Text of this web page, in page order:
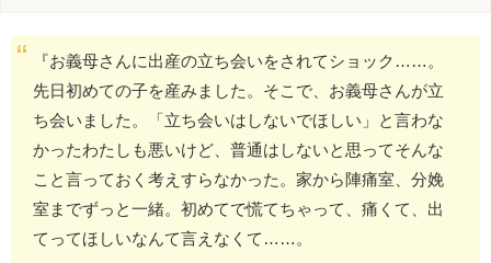
『お義母さんに出産の立ち会いをされてショック……。
先日初めての子を産みました。そこで、お義母さんが立
ち会いました。「立ち会いはしないでほしい」と言わな
かったわたしも悪いけど、普通はしないと思ってそんな
こと言っておく考えすらなかった。家から陣痛室、分娩
室までずっと一緒。初めてで慌てちゃって、痛くて、出
てってほしいなんて言えなくて……。